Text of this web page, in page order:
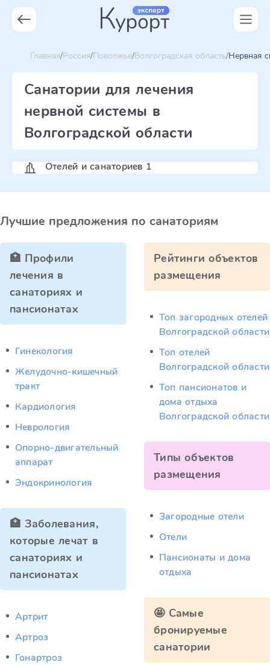
Главная Россия Поволжье Волгоградская область Нервная
Санатории для лечения
нервной системы в
Волгоградской области
Отелей и санаториев 1
Лучшие предложения по санаториям
🏥 Профили
лечения в
санаториях и
пансионатах
Гинекология
Желудочно-кишечный
тракт
Кардиология
Неврология
Опорно-двигательный
аппарат
Эндокринология
🏥 Заболевания,
которые лечат в
санаториях и
пансионатах
Артрит
Артроз
Гонартроз
Рейтинги объектов
размещения
Топ загородных отелей
Волгоградской области
Топ отелей
Волгоградской области
Топ пансионатов и
дома отдыха
Волгоградской области
Типы объектов
размещения
Загородные отели
Отели
Пансионаты и дома
отдыха
🤩 Самые
бронируемые
санатории